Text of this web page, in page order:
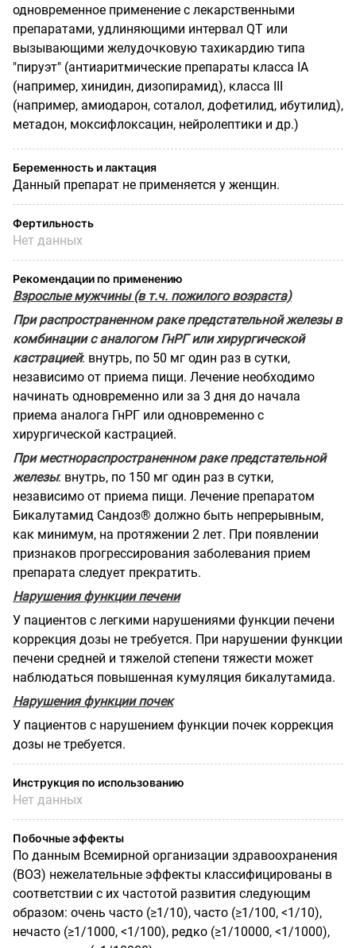
одновременное применение с лекарственными
препаратами, удлиняющими интервал QT или
вызывающими желудочковую тахикардию типа
"пируэт" (антиаритмические препараты класса IA
(например, хинидин, дизопирамид), класса III
(например, амиодарон, соталол, дофетилид, ибутилид),
метадон, моксифлоксацин, нейролептики и др.)
Беременность и лактация
Данный препарат не применяется у женщин.
Фертильность
Нет данных
Рекомендации по применению
Взрослые мужчины (в т.ч. пожилого возраста)
При распространенном раке предстательной железы в
комбинации с аналогом ГнРГ или хирургической
кастрацией: внутрь, по 50 мг один раз в сутки,
независимо от приема пищи. Лечение необходимо
начинать одновременно или за 3 дня до начала
приема аналога ГнРГ или одновременно с
хирургической кастрацией.
При местнораспространенном раке предстательной
железы: внутрь, по 150 мг один раз в сутки,
независимо от приема пищи. Лечение препаратом
Бикалутамид Сандоз® должно быть непрерывным,
как минимум, на протяжении 2 лет. При появлении
признаков прогрессирования заболевания прием
препарата следует прекратить.
Нарушения функции печени
У пациентов с легкими нарушениями функции печени
коррекция дозы не требуется. При нарушении функции
печени средней и тяжелой степени тяжести может
наблюдаться повышенная кумуляция бикалутамида.
Нарушения функции почек
У пациентов с нарушением функции почек коррекция
дозы не требуется.
Инструкция по использованию
Нет данных
Побочные эффекты
По данным Всемирной организации здравоохранения
(ВОЗ) нежелательные эффекты классифицированы в
соответствии с их частотой развития следующим
образом: очень часто (≥1/10), часто (≥1/100, <1/10),
нечасто (≥1/1000, <1/100), редко (≥1/10000, <1/1000),